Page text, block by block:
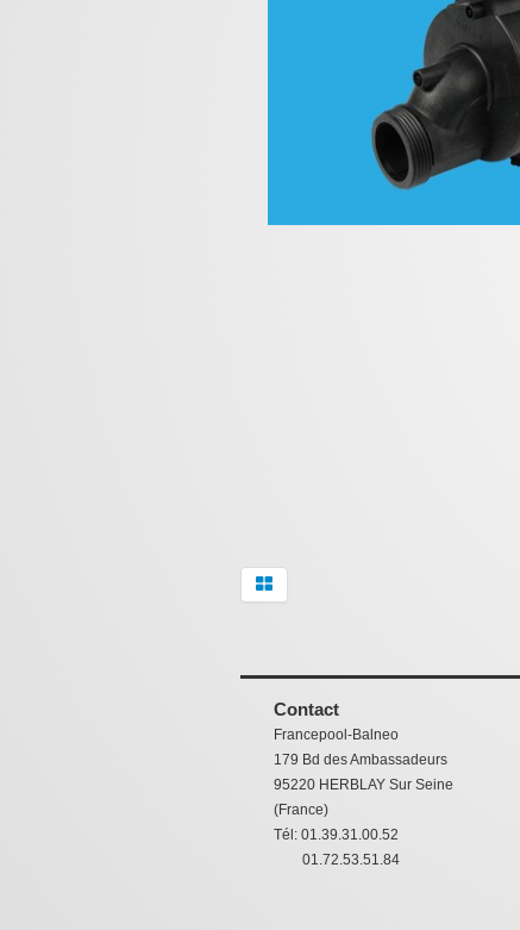
Contact
Francepool-Balneo
179 Bd des Ambassadeurs
95220 HERBLAY Sur Seine
(France)
Tél: 01.39.31.00.52
01.72.53.51.84